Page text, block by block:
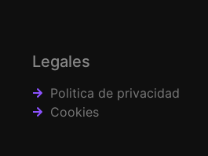
Legales
Politica de privacidad
Cookies